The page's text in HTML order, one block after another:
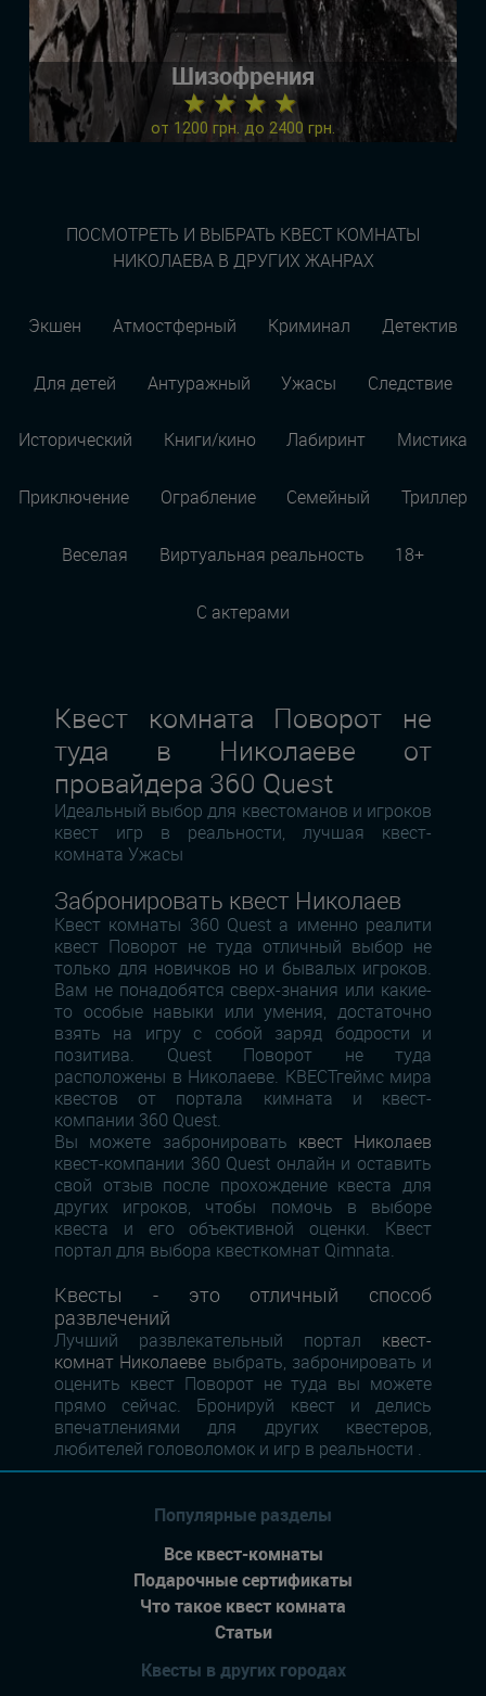
Шизофрения
★ ★ ★ ★
от 1200 грн. до 2400 грн.
ПОСМОТРЕТЬ И ВЫБРАТЬ КВЕСТ КОМНАТЫ
НИКОЛАЕВА В ДРУГИХ ЖАНРАХ
Экшен Атмостферный Криминал Детектив
Для детей Антуражный Ужасы Следствие
Исторический Книги/кино Лабиринт Мистика
Приключение Ограбление Семейный Триллер
Веселая Виртуальная реальность 18+
С актерами
Квест комната Поворот не
туда в Николаеве от
провайдера 360 Quest
Идеальный выбор для квестоманов и игроков
квест игр в реальности, лучшая квест-
комната Ужасы
Забронировать квест Николаев
Квест комнаты 360 Quest а именно реалити
квест Поворот не туда отличный выбор не
только для новичков но и бывалых игроков.
Вам не понадобятся сверх-знания или какие-
то особые навыки или умения, достаточно
взять на игру с собой заряд бодрости и
позитива. Quest Поворот не туда
расположены в Николаеве. КВЕСТгеймс мира
квестов от портала кимната и квест-
компании 360 Quest.
Вы можете забронировать квест Николаев
квест-компании 360 Quest онлайн и оставить
свой отзыв после прохождение квеста для
других игроков, чтобы помочь в выборе
квеста и его объективной оценки. Квест
портал для выбора квесткомнат Qimnata.
Квесты - это отличный способ
развлечений
Лучший развлекательный портал квест-
комнат Николаеве выбрать, забронировать и
оценить квест Поворот не туда вы можете
прямо сейчас. Бронируй квест и делись
впечатлениями для других квестеров,
любителей головоломок и игр в реальности .
Популярные разделы
Все квест-комнаты
Подарочные сертификаты
Что такое квест комната
Статьи
Квесты в других городах